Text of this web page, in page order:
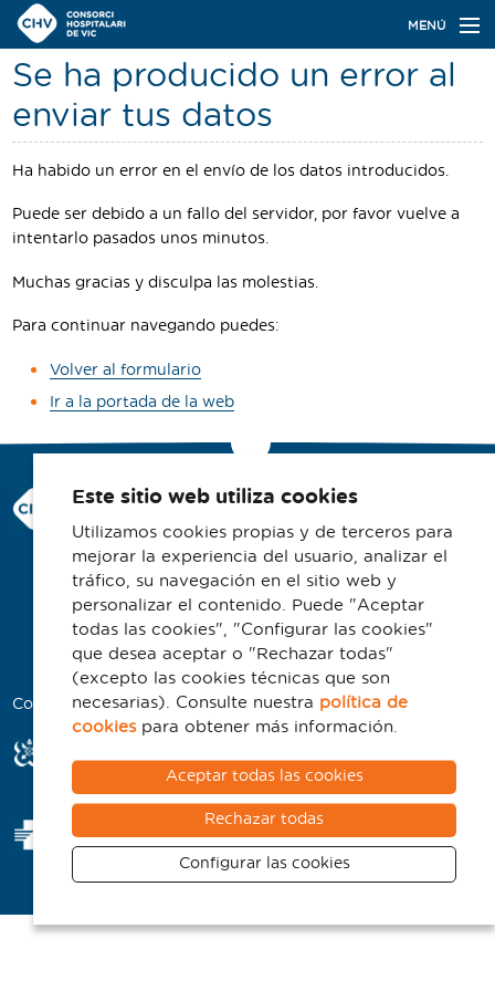
Navegación
principal
MENÚ
Actualidad
Conoce el Consorci
Especialidades
Oferta de plazas
Ser residente
Contacto
Buscador
Castellano
Traductor
Segueix-nos:
Se ha producido un error al
enviar tus datos
Ha habido un error en el envío de los datos introducidos.
Puede ser debido a un fallo del servidor, por favor vuelve a
intentarlo pasados unos minutos.
Muchas gracias y disculpa las molestias.
Para continuar navegando puedes:
Volver al formulario
Ir a la portada de la web
Navegación
secundaria
Consorci Hospitalari de Vic
Carrer Francesc Pla 'El Vigatà', 1
08500 Vic
Telefono 93 702 77 16
Contacto
Aviso legal
Política de cookies
Colaboradores
Este sitio web utiliza cookies
Utilizamos cookies propias y de terceros para
mejorar la experiencia del usuario, analizar el
tráfico, su navegación en el sitio web y
personalizar el contenido. Puede "Aceptar
todas las cookies", "Configurar las cookies"
que desea aceptar o "Rechazar todas"
(excepto las cookies técnicas que son
necesarias). Consulte nuestra política de
cookiespara obtener más información.
Aceptar todas las cookies
Rechazar todas
Configurar las cookies